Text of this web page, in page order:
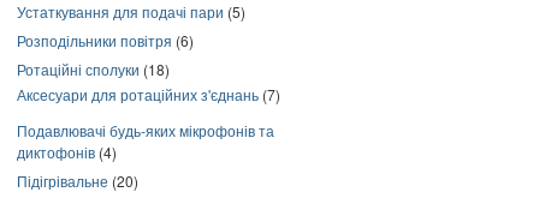
Устаткування для подачі пари (5)
Розподільники повітря (6)
Ротаційні сполуки (18)
Аксесуари для ротаційних з'єднань (7)
Подавлювачі будь-яких мікрофонів та
диктофонів (4)
Підігрівальне (20)